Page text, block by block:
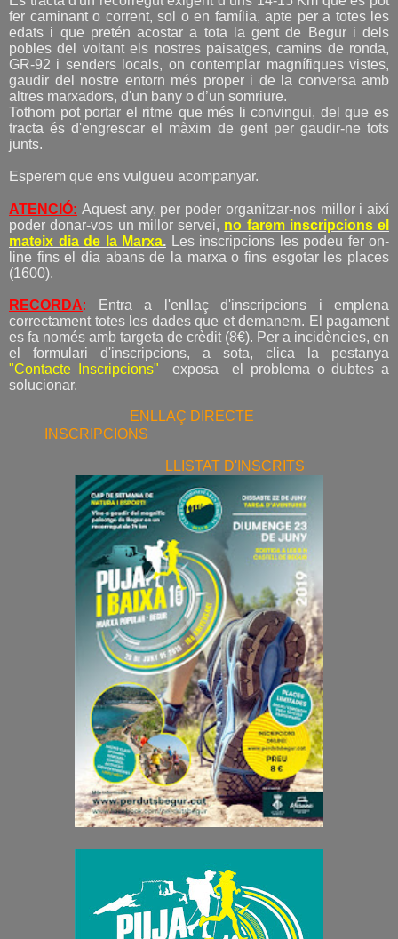
fer caminant o corrent, sol o en família, apte per a totes les
edats i que pretén acostar a tota la gent de Begur i dels
pobles del voltant els nostres paisatges, camins de ronda,
GR-92 i senders locals, on contemplar magnífiques vistes,
gaudir del nostre entorn més proper i de la conversa amb
altres marxadors, d'un bany o d’un somriure.
Tothom pot portar el ritme que més li convingui, del que es
tracta és d'engrescar el màxim de gent per gaudir-ne tots
junts.
Esperem que ens vulgueu acompanyar.
ATENCIÓ: Aquest any, per poder organitzar-nos millor i així
poder donar-vos un millor servei, no farem inscripcions el
mateix dia de la Marxa. Les inscripcions les podeu fer on-
line fins el dia abans de la marxa o fins esgotar les places
(1600).
RECORDA:
Entra a l'enllaç d'inscripcions i emplena
correctament totes les dades que et demanem. El pagament
es fa només amb targeta de crèdit (8€). Per a incidències, en
el formulari d'inscripcions, a sota, clica la pestanya
"Contacte Inscripcions" exposa el problema o dubtes a
solucionar.
ENLLAÇ DIRECTE
INSCRIPCIONS
LLISTAT D'INSCRITS